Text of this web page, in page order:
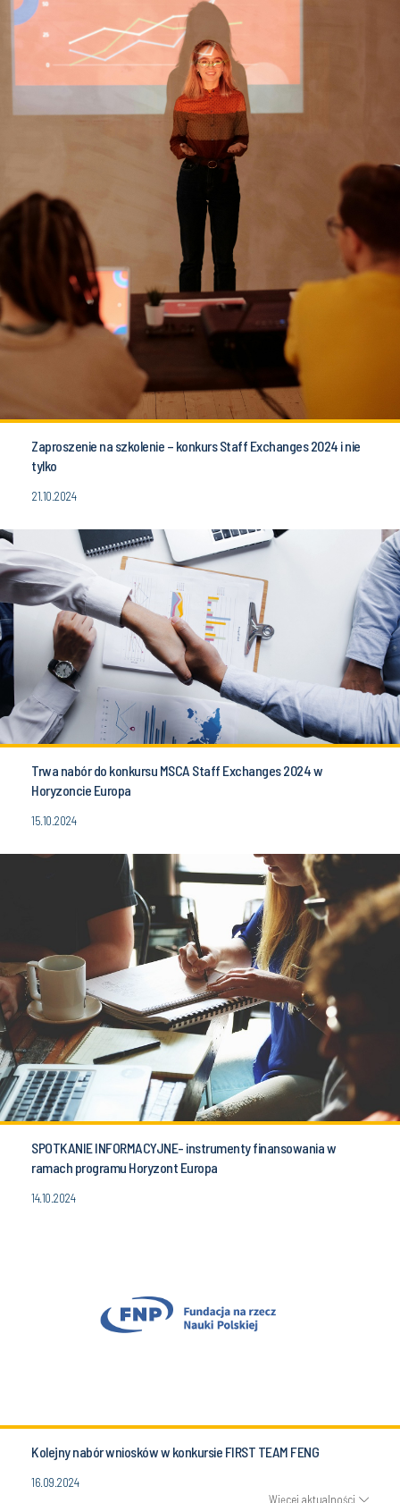
Zaproszenie na szkolenie – konkurs Staff Exchanges 2024 i nie
tylko
21.10.2024
Trwa nabór do konkursu MSCA Staff Exchanges 2024 w
Horyzoncie Europa
15.10.2024
SPOTKANIE INFORMACYJNE- instrumenty finansowania w
ramach programu Horyzont Europa
14.10.2024
Kolejny nabór wniosków w konkursie FIRST TEAM FENG
16.09.2024
Więcej aktualności